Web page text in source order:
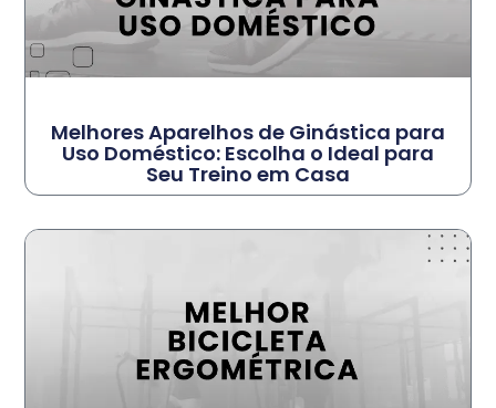
Melhores Aparelhos de Ginástica para
Uso Doméstico: Escolha o Ideal para
Seu Treino em Casa